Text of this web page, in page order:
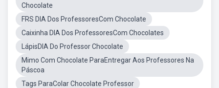
Chocolate
FRS DIA Dos ProfessoresCom Chocolate
Caixinha DIA Dos ProfessoresCom Chocolates
LápisDIA Do Professor Chocolate
Mimo Com Chocolate ParaEntregar Aos Professores Na
Páscoa
Tags ParaColar Chocolate Professor